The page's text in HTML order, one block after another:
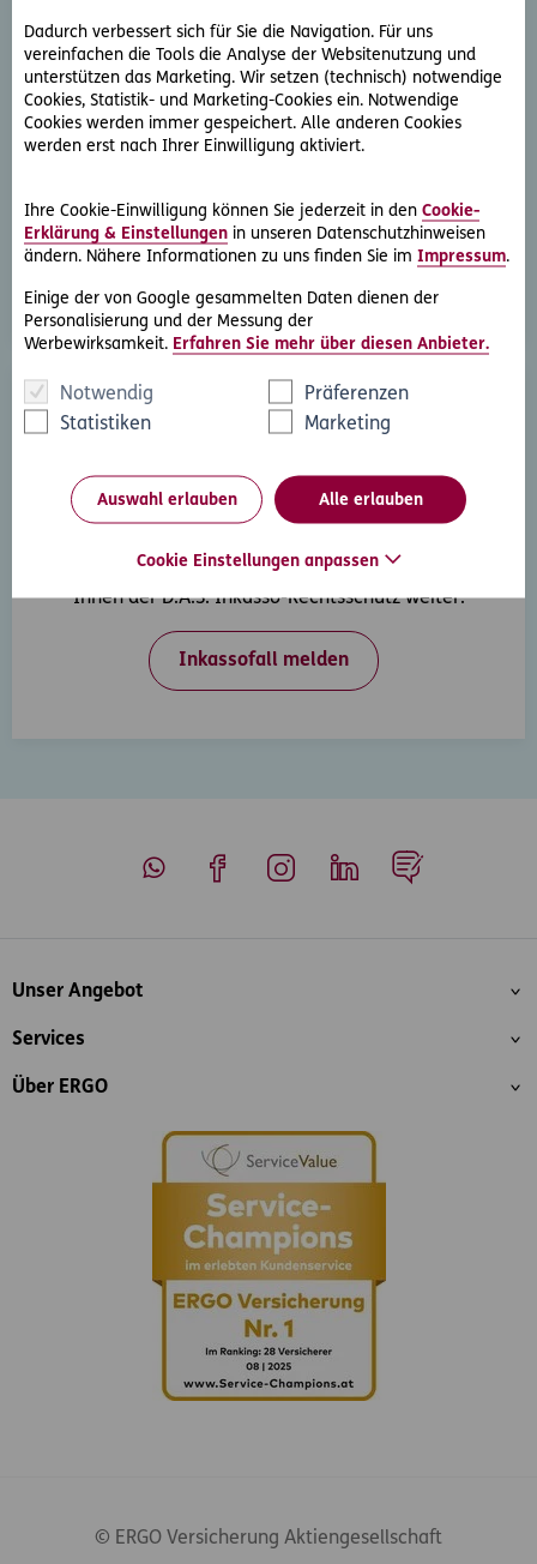
Dadurch verbessert sich für Sie die Navigation. Für uns
vereinfachen die Tools die Analyse der Websitenutzung und
unterstützen das Marketing. Wir setzen (technisch) notwendige
Cookies, Statistik- und Marketing-Cookies ein. Notwendige
Cookies werden immer gespeichert. Alle anderen Cookies
werden erst nach Ihrer Einwilligung aktiviert.
Ihre Cookie-Einwilligung können Sie jederzeit in den Cookie-
Erklärung & Einstellungen in unseren Datenschutzhinweisen
ändern. Nähere Informationen zu uns finden Sie im Impressum.
Einige der von Google gesammelten Daten dienen der
Personalisierung und der Messung der
Werbewirksamkeit. Erfahren Sie mehr über diesen Anbieter.
Notwendig
Präferenzen
Statistiken
Marketing
Auswahl erlauben Alle erlauben
Cookie Einstellungen anpassen
D.A.S. Direkthilfe®
oder streben eine außergerichtliche Lösung an
Rechtsschutzfall melden
Wenn Ihre Kunden in Zahlungsverzug geraten, hilft
Ihnen der D.A.S. Inkasso-Rechtsschutz weiter.
Inkassofall melden
Inhaltsübersicht
Unser Angebot
Services
Über ERGO
© ERGO Versicherung Aktiengesellschaft